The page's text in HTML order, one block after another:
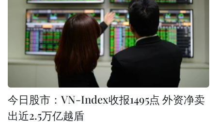
今日股市：VN-Index收报1495点 外资净卖
出近2.5万亿越盾